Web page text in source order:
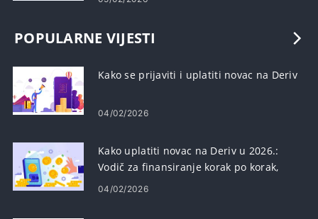
POPULARNE VIJESTI
Kako se prijaviti i uplatiti novac na Deriv
04/02/2026
Kako uplatiti novac na Deriv u 2026.:
Vodič za finansiranje korak po korak,
naknade i vrijeme obrade
04/02/2026